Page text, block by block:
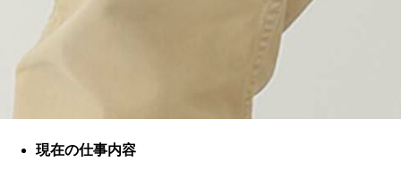
現在の仕事内容